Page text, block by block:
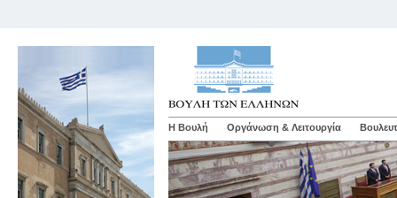
Η Βουλή Οργάνωση & Λειτουργία